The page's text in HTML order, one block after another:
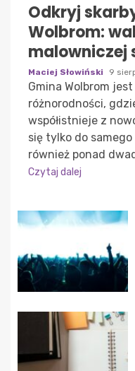
Odkryj
Wolbrom:
malowniczej
Maciej Słowiński 9
Gmina Wolbrom
różnorodności,
współistnieje z
się tylko do
również ponad
Czytaj dalej